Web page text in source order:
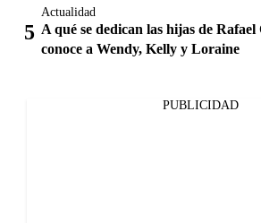
Actualidad
A qué se dedican las hijas de
conoce a Wendy, Kelly y Loraine
PUBLICIDAD